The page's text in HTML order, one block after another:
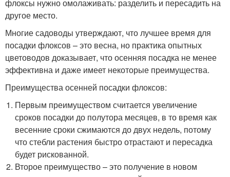
флоксы нужно омолаживать: разделить и пересадить на
другое место.
Многие садоводы утверждают, что лучшее время для
посадки флоксов – это весна, но практика опытных
цветоводов доказывает, что осенняя посадка не менее
эффективна и даже имеет некоторые преимущества.
Преимущества осенней посадки флоксов:
Первым преимуществом считается увеличение
сроков посадки до полутора месяцев, в то время как
весенние сроки сжимаются до двух недель, потому
что стебли растения быстро отрастают и пересадка
будет рискованной.
Второе преимущество – это получение в новом